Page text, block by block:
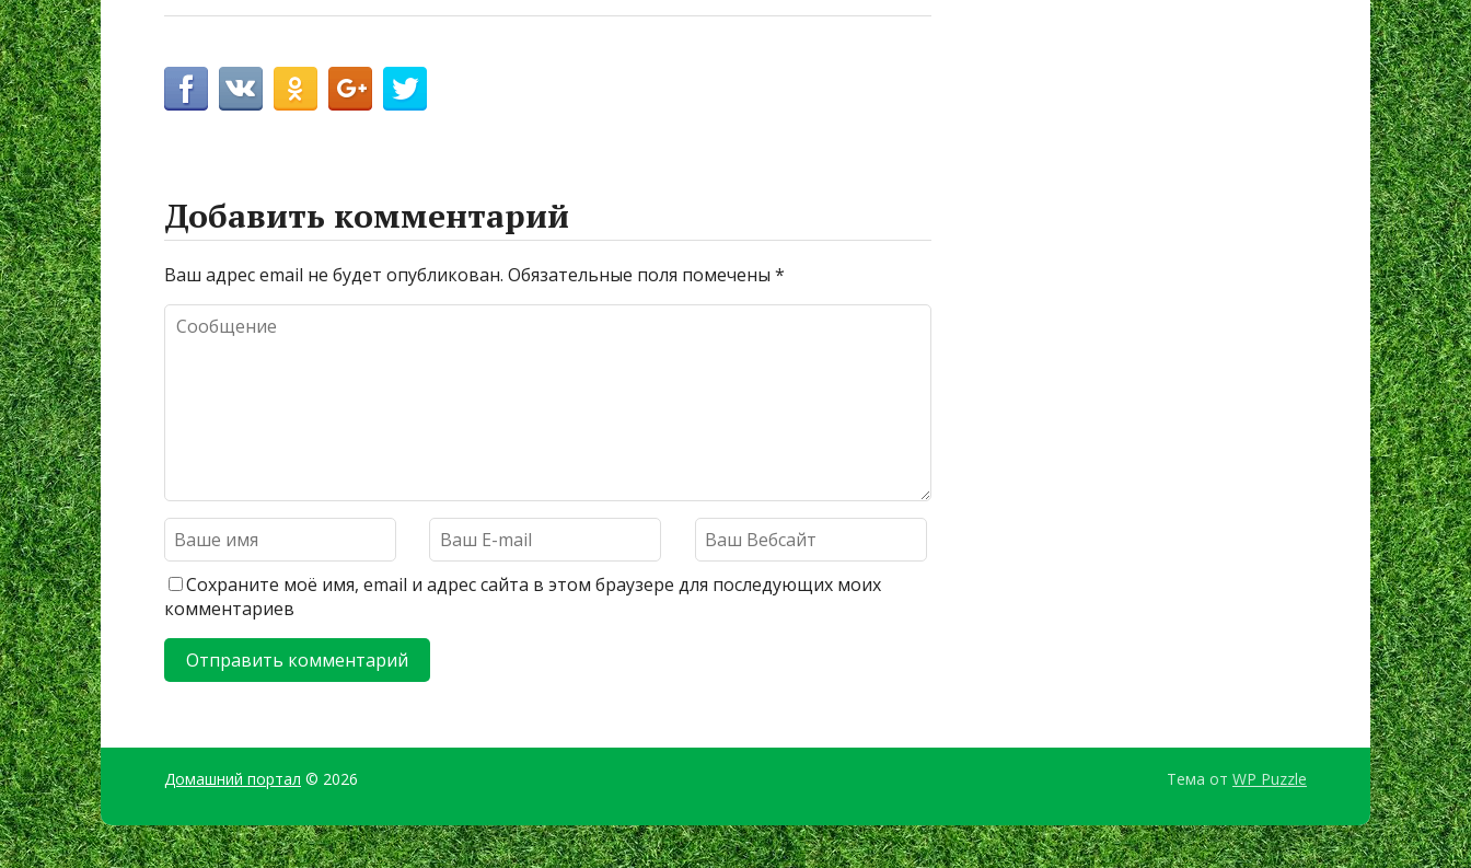
Добавить комментарий
Ваш адрес email не будет опубликован. Обязательные поля помечены *
Сохраните моё имя, email и адрес сайта в этом браузере для последующих моих
комментариев
Домашний портал © 2026 Тема от WP Puzzle